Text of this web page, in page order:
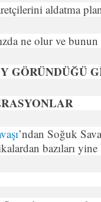
aldatma
ne olur ve
GÖRÜNDÜĞÜ
’ndan Soğuk
bazıları